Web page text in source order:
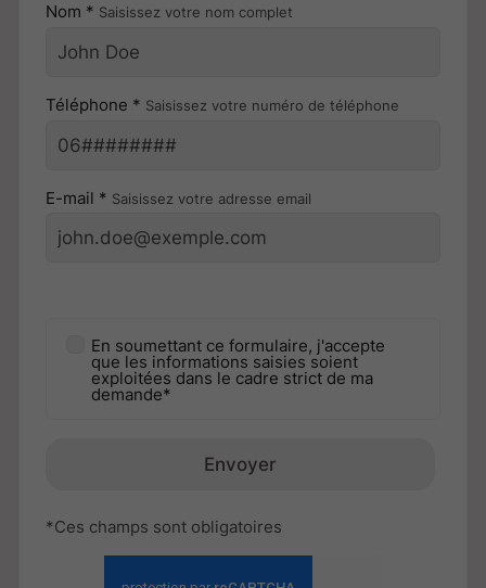
Nom * Saisissez votre nom complet
Téléphone * Saisissez votre numéro de téléphone
E-mail * Saisissez votre adresse email
En soumettant ce formulaire, j'accepte
que les informations saisies soient
exploitées dans le cadre strict de ma
demande*
Envoyer
*Ces champs sont obligatoires